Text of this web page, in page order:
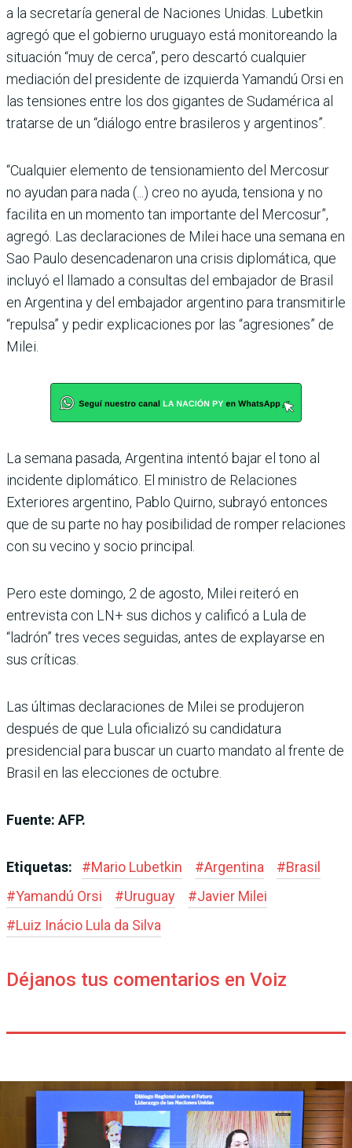
a la secretaría general de Naciones Unidas. Lubetkin
agregó que el gobierno uruguayo está monitoreando la
situación “muy de cerca”, pero descartó cualquier
mediación del presidente de izquierda Yamandú Orsi en
las tensiones entre los dos gigantes de Sudamérica al
tratarse de un “diálogo entre brasileros y argentinos”.
“Cualquier elemento de tensionamiento del Mercosur
no ayudan para nada (...) creo no ayuda, tensiona y no
facilita en un momento tan importante del Mercosur”,
agregó. Las declaraciones de Milei hace una semana en
Sao Paulo desencadenaron una crisis diplomática, que
incluyó el llamado a consultas del embajador de Brasil
en Argentina y del embajador argentino para transmitirle
“repulsa” y pedir explicaciones por las “agresiones” de
Milei.
La semana pasada, Argentina intentó bajar el tono al
incidente diplomático. El ministro de Relaciones
Exteriores argentino, Pablo Quirno, subrayó entonces
que de su parte no hay posibilidad de romper relaciones
con su vecino y socio principal.
Pero este domingo, 2 de agosto, Milei reiteró en
entrevista con LN+ sus dichos y calificó a Lula de
“ladrón” tres veces seguidas, antes de explayarse en
sus críticas.
Las últimas declaraciones de Milei se produjeron
después de que Lula oficializó su candidatura
presidencial para buscar un cuarto mandato al frente de
Brasil en las elecciones de octubre.
Fuente: AFP.
Etiquetas: #Mario Lubetkin #Argentina #Brasil
#Yamandú Orsi #Uruguay #Javier Milei
#Luiz Inácio Lula da Silva
Déjanos tus comentarios en Voiz